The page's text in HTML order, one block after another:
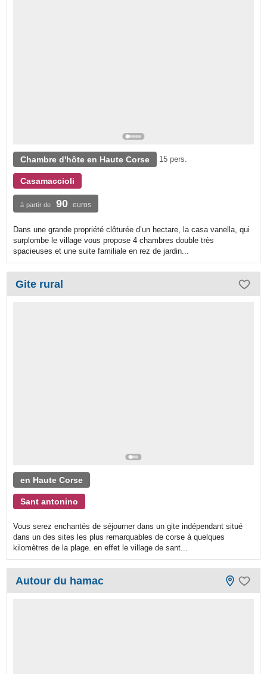
Chambre d'hôte en Haute Corse 15 pers.
Casamaccioli
à partir de 90 euros
Dans une grande propriété clôturée d’un hectare, la casa vanella, qui
surplombe le village vous propose 4 chambres double très
spacieuses et une suite familiale en rez de jardin...
Gite rural
en Haute Corse
Sant antonino
Vous serez enchantés de séjourner dans un gite indépendant situé
dans un des sites les plus remarquables de corse à quelques
kilomètres de la plage. en effet le village de sant...
Autour du hamac